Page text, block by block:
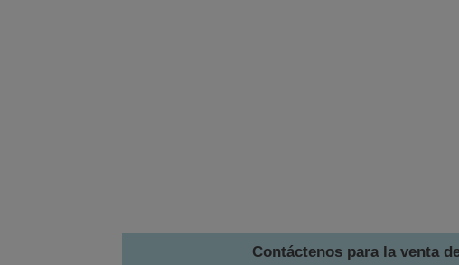
Contáctenos para la venta